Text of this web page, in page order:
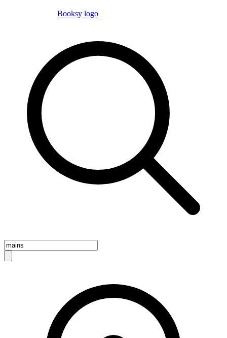
Booksy logo